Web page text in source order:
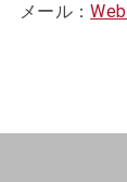
メール：